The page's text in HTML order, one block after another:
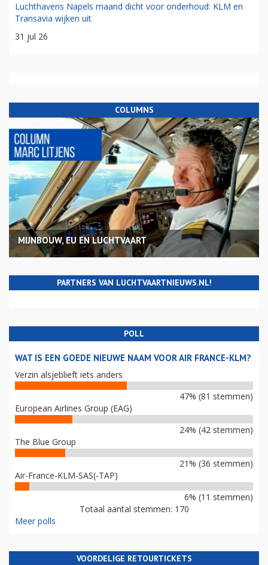
Luchthavens Napels maand dicht voor onderhoud: KLM en
Transavia wijken uit
31 jul 26
COLUMNS
MIJNBOUW, EU EN LUCHTVAART
PARTNERS VAN LUCHTVAARTNIEUWS.NL!
POLL
WAT IS EEN GOEDE NIEUWE NAAM VOOR AIR FRANCE-KLM?
Verzin alsjeblieft iets anders
47% (81 stemmen)
European Airlines Group (EAG)
24% (42 stemmen)
The Blue Group
21% (36 stemmen)
Air-France-KLM-SAS(-TAP)
6% (11 stemmen)
Totaal aantal stemmen: 170
Meer polls
VOORDELIGE RETOURTICKETS